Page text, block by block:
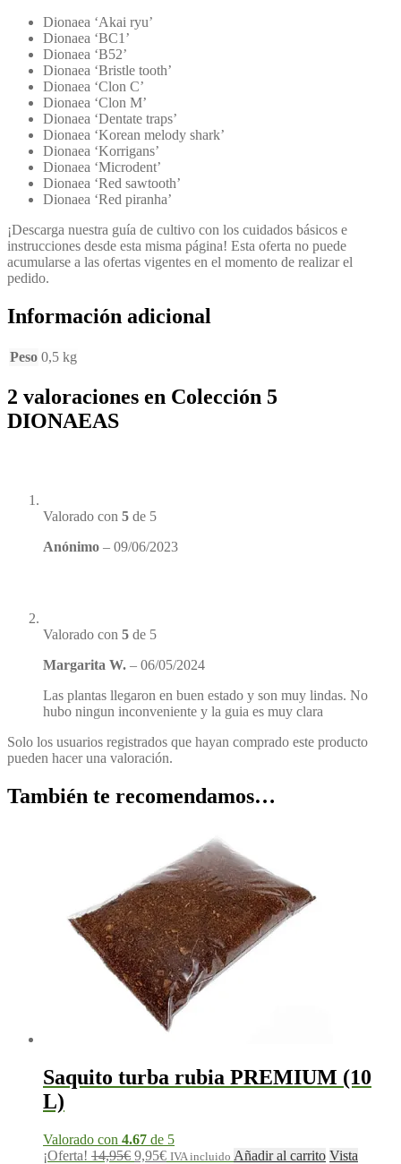
Dionaea ‘Akai ryu’
Dionaea ‘BC1’
Dionaea ‘B52’
Dionaea ‘Bristle tooth’
Dionaea ‘Clon C’
Dionaea ‘Clon M’
Dionaea ‘Dentate traps’
Dionaea ‘Korean melody shark’
Dionaea ‘Korrigans’
Dionaea ‘Microdent’
Dionaea ‘Red sawtooth’
Dionaea ‘Red piranha’
¡Descarga nuestra guía de cultivo con los cuidados básicos e
instrucciones desde esta misma página! Esta oferta no puede
acumularse a las ofertas vigentes en el momento de realizar el
pedido.
Información adicional
Peso 0,5 kg
2 valoraciones en Colección 5
DIONAEAS
Valorado con 5 de 5
Anónimo – 09/06/2023
Valorado con 5 de 5
Margarita W. – 06/05/2024
Las plantas llegaron en buen estado y son muy lindas. No
hubo ningun inconveniente y la guia es muy clara
Solo los usuarios registrados que hayan comprado este producto
pueden hacer una valoración.
También te recomendamos…
Saquito turba rubia PREMIUM (10
L)
Valorado con 4.67 de 5
¡Oferta! 14,95€ 9,95€ IVA incluido Añadir al carrito Vista